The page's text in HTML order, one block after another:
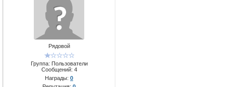
Рядовой
Группа: Пользователи
Сообщений: 4
Награды: 0